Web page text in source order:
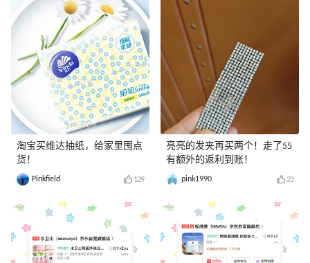
淘宝买维达抽纸，给家里囤点
货！
Pinkfield 129
亮亮的发夹再买两个！走了55
有额外的返利到账！
pink1990 23